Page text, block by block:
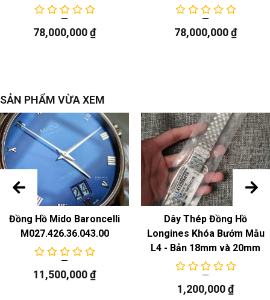
Chuyển động
ngày
78,000,000₫ 78,000,000₫
SẢN PHẨM VỪA XEM
Đồng Hồ Mido Baroncelli
M027.426.36.043.00
11,500,000₫
Dây Thép Đồng Hồ
Longines Khóa Bướm Mẫu
L4 - Bản 18mm và 20mm
1,200,000₫